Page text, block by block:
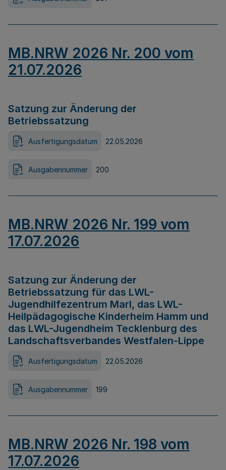
MB.NRW 2026 Nr. 200 vom
21.07.2026
Satzung zur Änderung der
Betriebssatzung
Ausfertigungsdatum 22.05.2026
Ausgabennummer 200
MB.NRW 2026 Nr. 199 vom
17.07.2026
Satzung zur Änderung der
Betriebssatzung für das LWL-
Jugendhilfezentrum Marl, das LWL-
Heilpädagogische Kinderheim Hamm und
das LWL-Jugendheim Tecklenburg des
Landschaftsverbandes Westfalen-Lippe
Ausfertigungsdatum 22.05.2026
Ausgabennummer 199
MB.NRW 2026 Nr. 198 vom
17.07.2026